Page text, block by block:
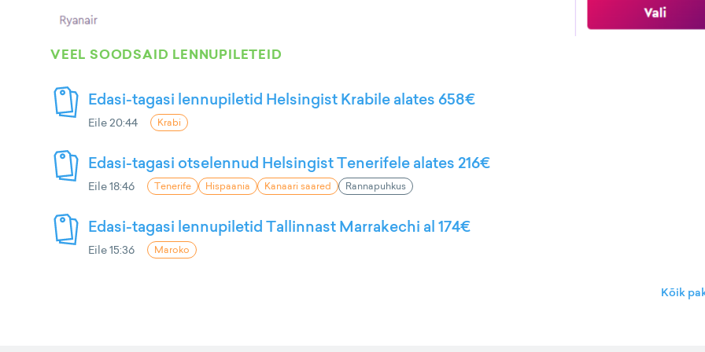
VEEL SOODSAID LENNUPILETEID
Edasi-tagasi lennupiletid Helsingist Krabile alates 658€
Eile 20:44 Krabi
Edasi-tagasi otselennud Helsingist Tenerifele alates 216€
Eile 18:46 Tenerife Hispaania Kanaari saared Rannapuhkus
Edasi-tagasi lennupiletid Tallinnast Marrakechi al 174€
Eile 15:36 Maroko
Kõik